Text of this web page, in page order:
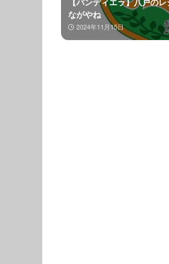
ながやね
2024年11月15日